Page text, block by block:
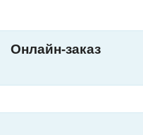
Онлайн-заказ